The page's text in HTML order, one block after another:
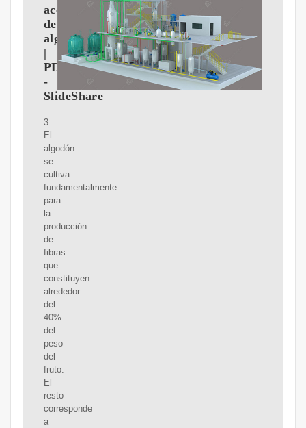
aceite
de
algodon
|
PDF
-
SlideShare
3.
El
algodón
se
cultiva
fundamentalmente
para
la
producción
de
fibras
que
constituyen
alrededor
del
40%
del
peso
del
fruto.
El
resto
corresponde
a